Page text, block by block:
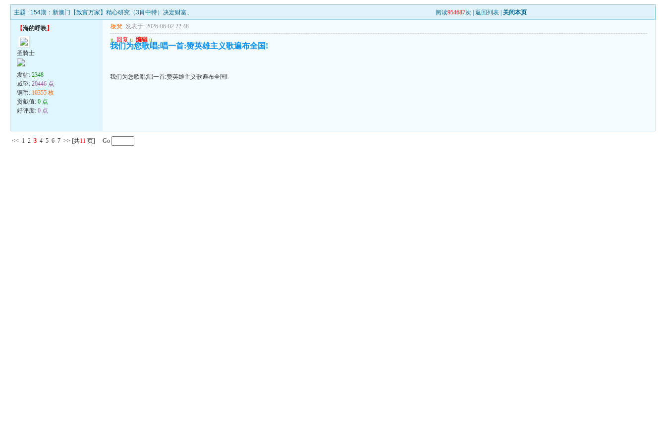
主题 : 154期：新澳门【致富万家】精心研究（3肖中特）决定财富、 阅读954687次 |返回列表 关闭本页
【海的呼唤】
圣骑士
发帖:2348
威望:20446 点
铜币: 10355 枚
贡献值:0 点
好评度:0 点
板凳 发表于: 2026-06-02 22:48
u 回复 u 编辑 u
我们为您歌唱;唱一首:赞英雄主义歌遍布全国!
我们为您歌唱;唱一首:赞英雄主义歌遍布全国!
<< 1 2 3 4 5 6 7 >> [共11 页] Go